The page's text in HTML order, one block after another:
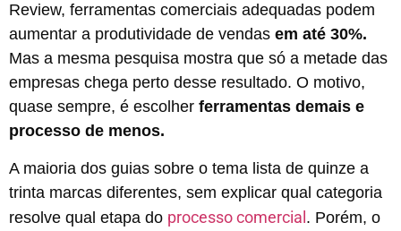
Review, ferramentas comerciais adequadas podem
aumentar a produtividade de vendas em até 30%.
Mas a mesma pesquisa mostra que só a metade das
empresas chega perto desse resultado. O motivo,
quase sempre, é escolher ferramentas demais e
processo de menos.
A maioria dos guias sobre o tema lista de quinze a
trinta marcas diferentes, sem explicar qual categoria
resolve qual etapa do processo comercial. Porém, o